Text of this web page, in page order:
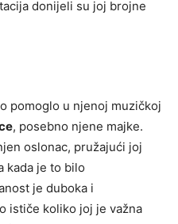
donijeli su joj brojne
pomoglo u njenoj muzičkoj
, posebno njene majke.
oslonac, pružajući joj
kada je to bilo
je duboka i
ističe koliko joj je važna